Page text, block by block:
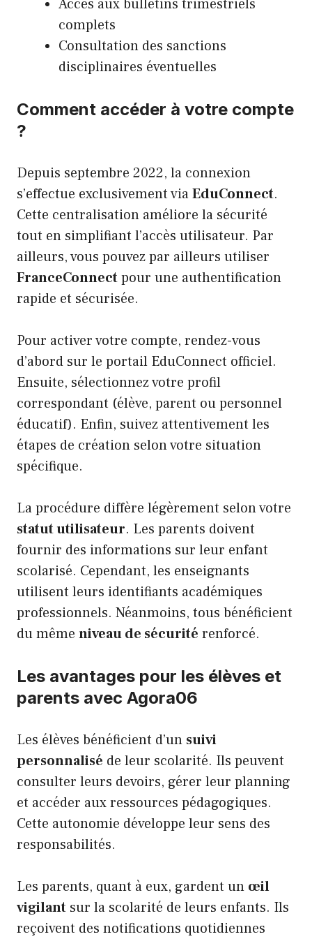
Accès aux bulletins trimestriels
complets
Consultation des sanctions
disciplinaires éventuelles
Comment accéder à votre compte
?
Depuis septembre 2022, la connexion
s’effectue exclusivement viaEduConnect.
Cette centralisation améliore la sécurité
tout en simplifiant l’accès utilisateur. Par
ailleurs, vous pouvez par ailleurs utiliser
FranceConnectpour une authentification
rapide et sécurisée.
Pour activer votre compte, rendez-vous
d’abord sur le portail EduConnect officiel.
Ensuite, sélectionnez votre profil
correspondant (élève, parent ou personnel
éducatif). Enfin, suivez attentivement les
étapes de création selon votre situation
spécifique.
La procédure diffère légèrement selon votre
statut utilisateur. Les parents doivent
fournir des informations sur leur enfant
scolarisé. Cependant, les enseignants
utilisent leurs identifiants académiques
professionnels. Néanmoins, tous bénéficient
du même niveau de sécurité renforcé.
Les avantages pour les élèves et
parents avec Agora06
Les élèves bénéficient d’un suivi
personnalisé de leur scolarité. Ils peuvent
consulter leurs devoirs, gérer leur planning
et accéder aux ressources pédagogiques.
Cette autonomie développe leur sens des
responsabilités.
Les parents, quant à eux, gardent un œil
vigilant sur la scolarité de leurs enfants. Ils
reçoivent des notifications quotidiennes